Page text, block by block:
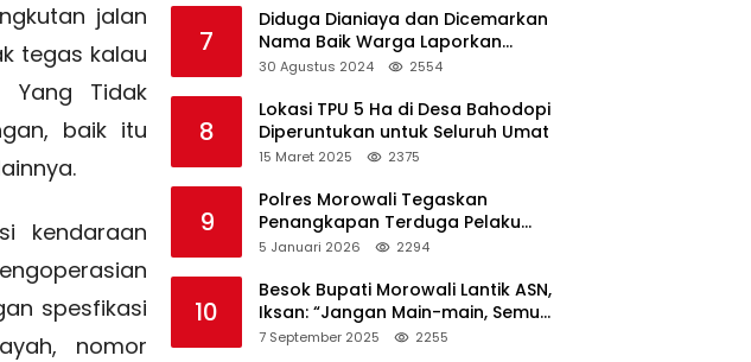
jalan
tegas kalau
Yang Tidak
baik itu
kendaraan
spesfikasi
nomor
7
Diduga Dianiaya dan Dicemarkan
Nama Baik Warga Laporkan
Oknum Kades dan Oknum Polisi
30 Agustus 2024 2554
8
Lokasi TPU 5 Ha di Desa Bahodopi
Diperuntukan untuk Seluruh Umat
15 Maret 2025 2375
9
Polres Morowali Tegaskan
Penangkapan Terduga Pelaku
Pembakaran Kantor PT RCP Sesuai
5 Januari 2026 2294
10
Besok Bupati Morowali Lantik ASN,
Iksan: “Jangan Main-main, Semua
Saya Pantau”
7 September 2025 2255